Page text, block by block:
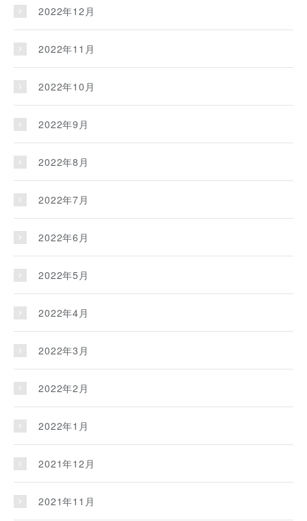
2022年12月
2022年11月
2022年10月
2022年9月
2022年8月
2022年7月
2022年6月
2022年5月
2022年4月
2022年3月
2022年2月
2022年1月
2021年12月
2021年11月